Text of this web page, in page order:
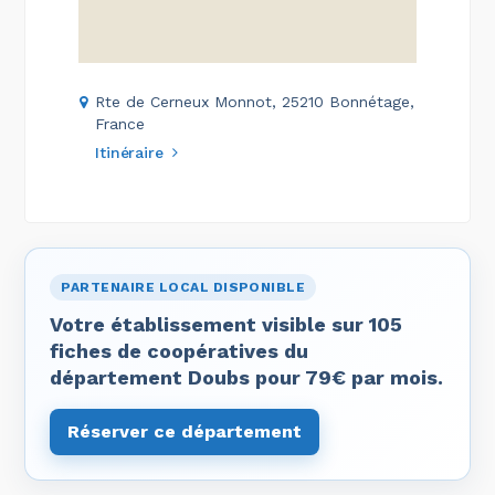
Rte de Cerneux Monnot, 25210 Bonnétage,
France
Itinéraire
PARTENAIRE LOCAL DISPONIBLE
Votre établissement visible sur 105
fiches de coopératives du
département Doubs pour 79€ par mois.
Réserver ce département